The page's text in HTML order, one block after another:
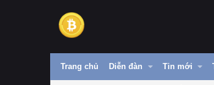
Trang chủ Diễn đàn Tin mới